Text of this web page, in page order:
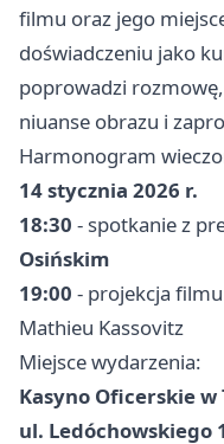
filmu oraz jego
doświadczeniu jako
poprowadzi
niuanse obrazu i
Harmonogram
14 stycznia 2026 r.
18:30 - spotkanie z
Osińskim
19:00 - projekcja filmu
Mathieu Kassovitz
Miejsce wydarzenia:
Kasyno Oficerskie
ul. Ledóchowskiego